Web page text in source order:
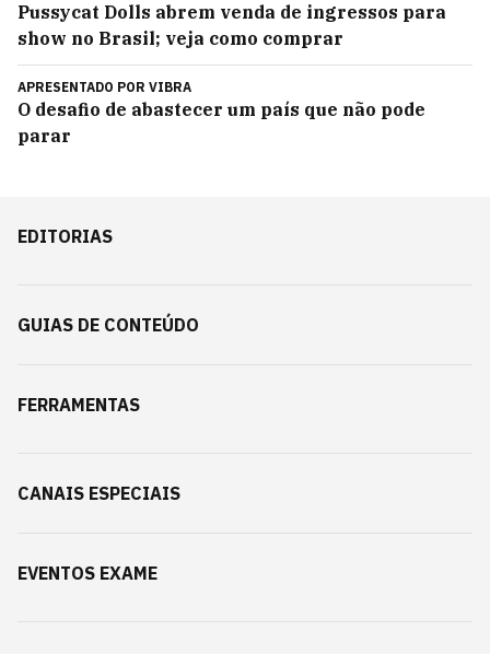
Pussycat Dolls abrem venda de ingressos para
show no Brasil; veja como comprar
APRESENTADO POR VIBRA
O desafio de abastecer um país que não pode
parar
EDITORIAS
GUIAS DE CONTEÚDO
FERRAMENTAS
CANAIS ESPECIAIS
EVENTOS EXAME